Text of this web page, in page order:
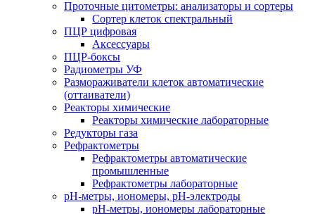
Проточные цитометры: анализаторы и сортеры
Сортер клеток спектральный
ПЦР цифровая
Аксессуары
ПЦР-боксы
Радиометры УФ
Размораживатели клеток автоматические
(оттаиватели)
Реакторы химические
Реакторы химические лабораторные
Редукторы газа
Рефрактометры
Рефрактометры автоматические
промышленные
Рефрактометры лабораторные
рН-метры, иономеры, рН-электроды
рН-метры, иономеры лабораторные